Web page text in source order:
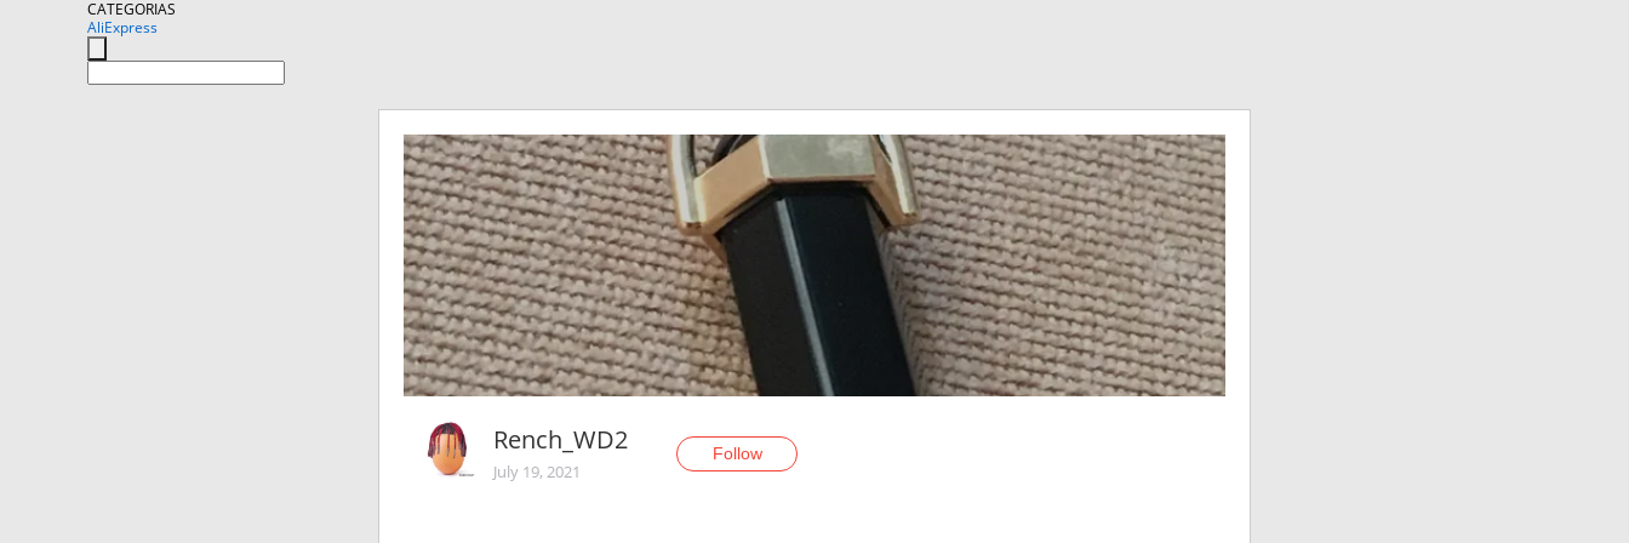
CATEGORIAS
AliExpress
Rench_WD2
July 19, 2021
Follow